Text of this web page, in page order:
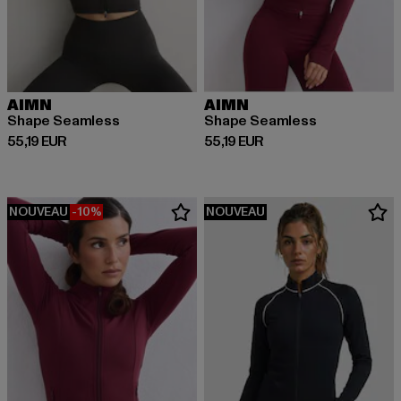
AIMN
Shape Seamless
55,19 EUR
Prix courant: 55,19 EUR
AIMN
Shape Seamless
55,19 EUR
Prix courant: 55,19 EUR
NOUVEAU -10% NOUVEAU